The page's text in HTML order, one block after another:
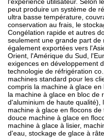
BMF40040T 260
NOTRE COMPAGNIE